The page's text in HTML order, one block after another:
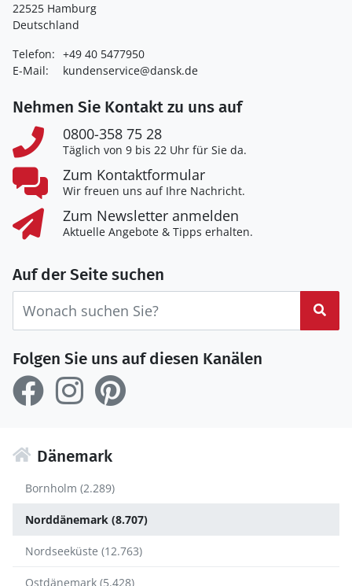
22525 Hamburg
Deutschland
Telefon: +49 40 5477950
E-Mail:
kundenservice@dansk.de
Nehmen Sie Kontakt zu uns auf
0800-358 75 28
Täglich von 9 bis 22 Uhr für Sie da.
Zum Kontaktformular
Wir freuen uns auf Ihre Nachricht.
Zum Newsletter anmelden
Aktuelle Angebote & Tipps erhalten.
Auf der Seite suchen
Folgen Sie uns auf diesen Kanälen
Dänemark
Bornholm (2.289)
Norddänemark (8.707)
Nordseeküste (12.763)
Ostdänemark (5.428)